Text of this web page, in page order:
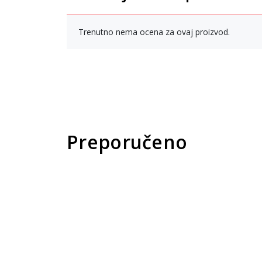
Trenutno nema ocena za ovaj proizvod.
Preporučeno